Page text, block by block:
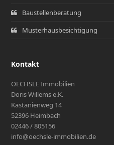
Baustellenberatung
Musterhausbesichtigung
Kontakt
OECHSLE Immobilien
Doris Willems e.K.
Kastanienweg 14
52396 Heimbach
02446 / 805156
info@oechsle-immobilien.de